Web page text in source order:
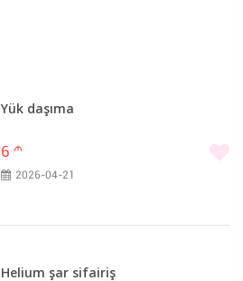
Yük daşıma
6 m
2026-04-21
Helium şar sifairiş